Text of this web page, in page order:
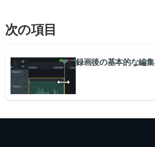
次の項目
録画後の基本的な編集